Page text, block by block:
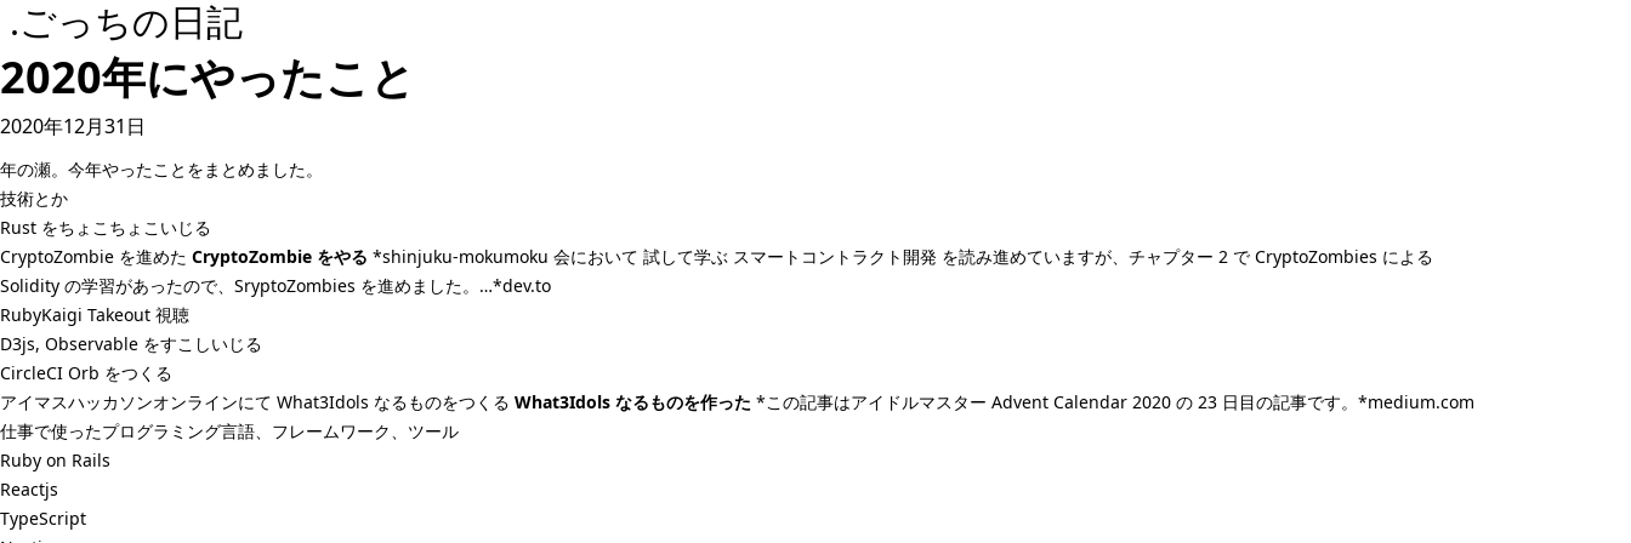
.ごっちの日記
2020年にやったこと
2020年12月31日
年の瀬。今年やったことをまとめました。
技術とか
Rust をちょこちょこいじる
CryptoZombie を進めた CryptoZombie をやる *shinjuku-mokumoku 会において 試して学ぶ スマートコントラクト開発 を読み進めていますが、チャプター 2 で CryptoZombies による
Solidity の学習があったので、SryptoZombies を進めました。…*dev.to
RubyKaigi Takeout 視聴
D3js, Observable をすこしいじる
CircleCI Orb をつくる
アイマスハッカソンオンラインにて What3Idols なるものをつくる What3Idols なるものを作った *この記事はアイドルマスター Advent Calendar 2020 の 23 日目の記事です。*medium.com
仕事で使ったプログラミング言語、フレームワーク、ツール
Ruby on Rails
Reactjs
TypeScript